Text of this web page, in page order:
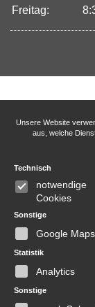
Freitag:
Unsere Website
aus, welche
Technisch
notwendige
Cookies
Sonstige
Google Maps
Statistik
Analytics
Sonstige